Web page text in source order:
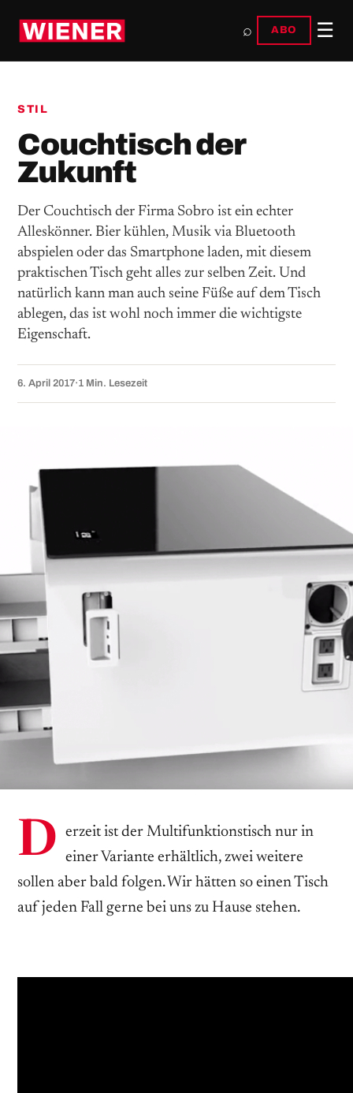
⌕ ABO ☰
STIL
Couchtisch der
Zukunft
Der Couchtisch der Firma Sobro ist ein echter
Alleskönner. Bier kühlen, Musik via Bluetooth
abspielen oder das Smartphone laden, mit diesem
praktischen Tisch geht alles zur selben Zeit. Und
natürlich kann man auch seine Füße auf dem Tisch
ablegen, das ist wohl noch immer die wichtigste
Eigenschaft.
6. April 2017·1 Min. Lesezeit
D erzeit ist der Multifunktionstisch nur in
einer Variante erhältlich, zwei weitere
sollen aber bald folgen. Wir hätten so einen Tisch
auf jeden Fall gerne bei uns zu Hause stehen.